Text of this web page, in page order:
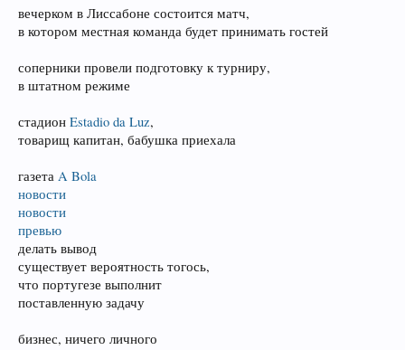
вечерком в Лиссабоне состоится матч,
в котором местная команда будет принимать гостей
соперники провели подготовку к турниру,
в штатном режиме
стадион Estadio da Luz,
товарищ капитан, бабушка приехала
газета A Bola
новости
новости
превью
делать вывод
существует вероятность тогось,
что португезе выполнит
поставленную задачу
бизнес, ничего личного